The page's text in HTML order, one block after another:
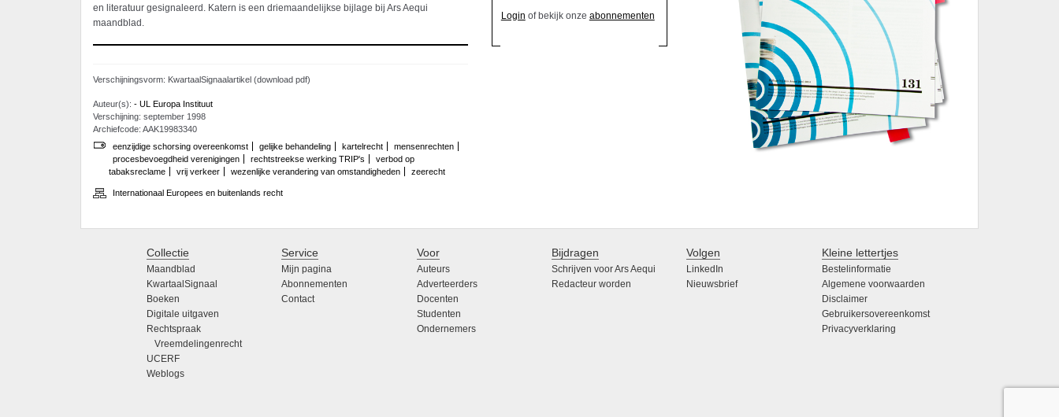
en literatuur gesignaleerd. Katern is een driemaandelijkse bijlage bij Ars Aequi
maandblad.
Verschijningsvorm: KwartaalSignaalartikel (download pdf)
Auteur(s): - UL Europa Instituut
Verschijning: september 1998
Archiefcode: AAK19983340
eenzijdige schorsing overeenkomst
gelijke behandeling kartelrecht
mensenrechten
procesbevoegdheid verenigingen
rechtstreekse werking TRIP's
verbod op
tabaksreclame
vrij verkeer wezenlijke verandering van omstandigheden zeerecht
Internationaal Europees en buitenlands recht
Login of bekijk onze abonnementen
Collectie
Maandblad
KwartaalSignaal
Boeken
Digitale uitgaven
Rechtspraak
Vreemdelingenrecht
UCERF
Weblogs
Service
Mijn pagina
Abonnementen
Contact
Voor
Auteurs
Adverteerders
Docenten
Studenten
Ondernemers
Bijdragen
Schrijven voor Ars Aequi
Redacteur worden
Volgen
LinkedIn
Nieuwsbrief
Kleine lettertjes
Bestelinformatie
Algemene voorwaarden
Disclaimer
Gebruikersovereenkomst
Privacyverklaring